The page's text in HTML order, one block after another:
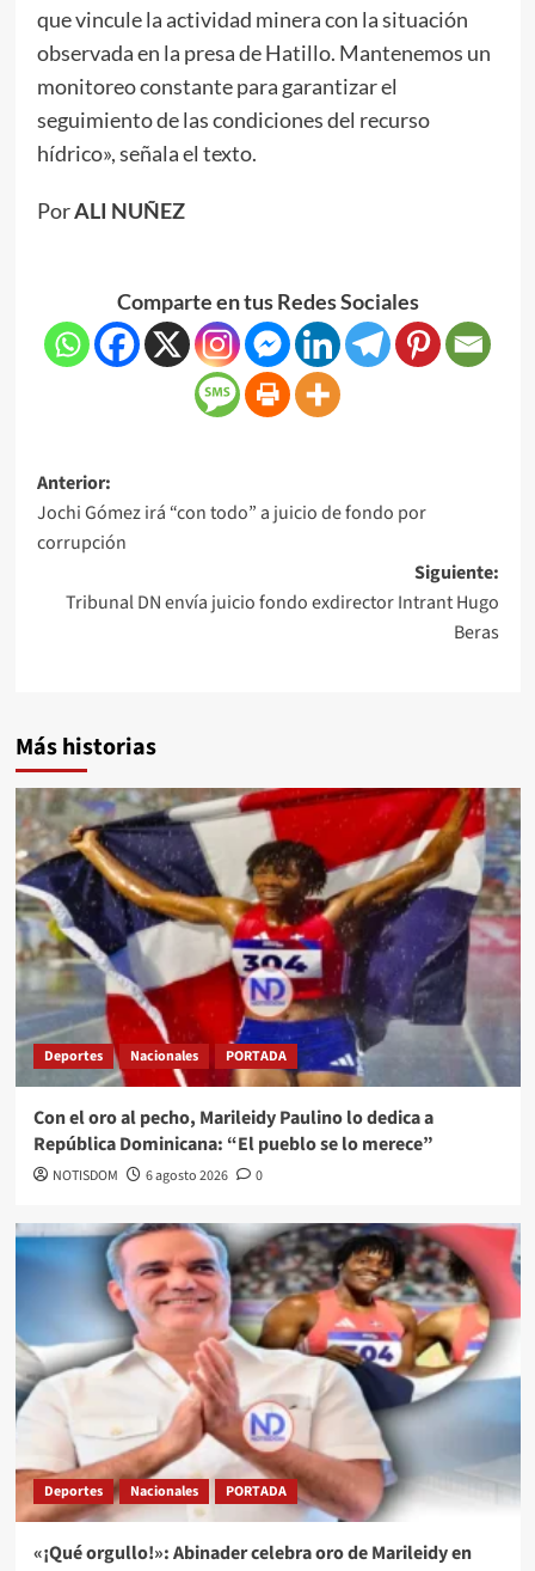
que vincule la actividad minera con la situación
observada en la presa de Hatillo. Mantenemos un
monitoreo constante para garantizar el
seguimiento de las condiciones del recurso
hídrico», señala el texto.
PorALI NUÑEZ
Comparte en tus Redes Sociales
Anterior:
Jochi Gómez irá “con todo” a juicio de fondo por
corrupción
Siguiente:
Tribunal DN envía juicio fondo exdirector Intrant Hugo
Beras
Más historias
Deportes Nacionales PORTADA
Con el oro al pecho, Marileidy Paulino lo dedica a
República Dominicana: “El pueblo se lo merece”
NOTISDOM 6 agosto 2026 0
Deportes Nacionales PORTADA
«¡Qué orgullo!»: Abinader celebra oro de Marileidy en